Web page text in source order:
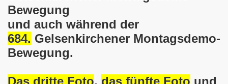
Bewegung
und auch während der
684. Gelsenkirchener Montagsdemo-
Bewegung.
Das dritte Foto, das fünfte Foto und
21 Jahre Gelsenkirchener Montagsdemo-
in Gelsenkirchen und es ist zeitgleich am
Bewegung hier bei uns in der Gelsenkirchener
Gelsenkirchener(innen) spenden 523,20 Euro